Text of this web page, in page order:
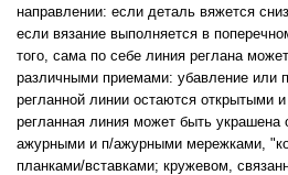
направлении: если деталь вяжется
если вязание выполняется в
того, сама по себе линия реглана
различными приемами: убавление или
регланной линии остаются открытыми
регланная линия может быть украшена
ажурными и п/ажурными мережками,
планками/вставками; кружевом,